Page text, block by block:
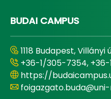
BUDAI CAMPUS
1118 Budapest, Villányi
+36-1/305-7354,
https://